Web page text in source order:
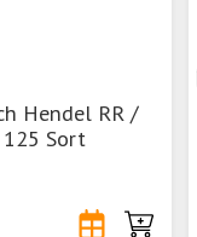
Hendel RR /
Sort